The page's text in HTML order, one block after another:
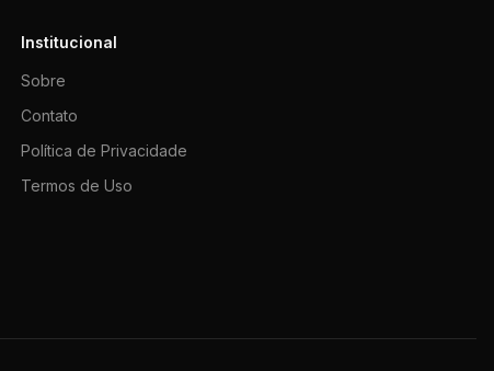
Institucional
Sobre
Contato
Política de Privacidade
Termos de Uso